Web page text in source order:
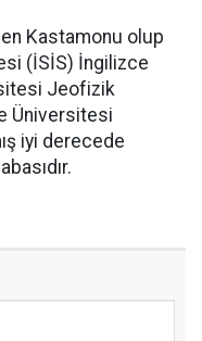
Kastamonu olup
(İSİS) İngilizce
Jeofizik
Üniversitesi
iyi derecede